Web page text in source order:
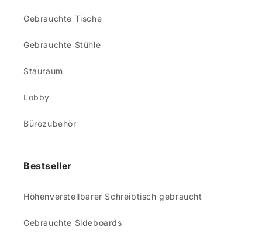
Gebrauchte Tische
Gebrauchte Stühle
Stauraum
Lobby
Bürozubehör
Bestseller
Höhenverstellbarer Schreibtisch gebraucht
Gebrauchte Sideboards